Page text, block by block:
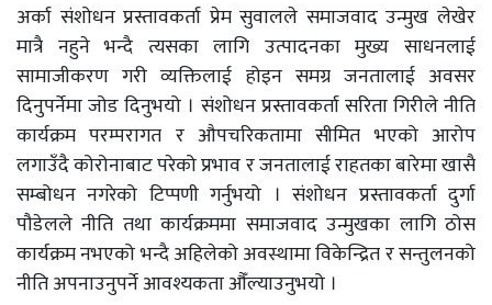
अर्का संशोधन प्रस्तावकर्ता प्रेम सुवालले समाजवाद उन्मुख लेखेर
मात्रै नहुने भन्दै त्यसका लागि उत्पादनका मुख्य साधनलाई
सामाजीकरण गरी व्यक्तिलाई होइन समग्र जनतालाई अवसर
दिनुपर्नेमा जोड दिनुभयो । संशोधन प्रस्तावकर्ता सरिता गिरीले नीति
कार्यक्रम परम्परागत र औपचरिकतामा सीमित भएको आरोप
लगाउँदै कोरोनाबाट परेको प्रभाव र जनतालाई राहतका बारेमा खासै
सम्बोधन नगरेको टिप्पणी गर्नुभयो । संशोधन प्रस्तावकर्ता दुर्गा
पौडेलले नीति तथा कार्यक्रममा समाजवाद उन्मुखका लागि ठोस
कार्यक्रम नभएको भन्दै अहिलेको अवस्थामा विकेन्द्रित र सन्तुलनको
नीति अपनाउनुपर्ने आवश्यकता औँल्याउनुभयो ।